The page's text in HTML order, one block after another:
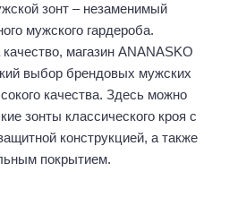
зонт – незаменимый
мужского гардероба.
магазин ANANASKO
выбор брендовых мужских
качества. Здесь можно
зонты классического кроя с
конструкцией, а также
покрытием.